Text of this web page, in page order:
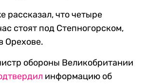
рассказал, что четыре
стоят под Степногорском,
Орехове.
обороны Великобритании
информацию об